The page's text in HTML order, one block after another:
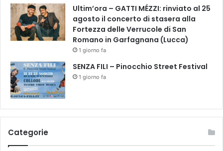
Ultim’ora – GATTI MÉZZI: rinviato al 25
agosto il concerto di stasera alla
Fortezza delle Verrucole di San
Romano in Garfagnana (Lucca)
1 giorno fa
SENZA FILI – Pinocchio Street Festival
1 giorno fa
Categorie